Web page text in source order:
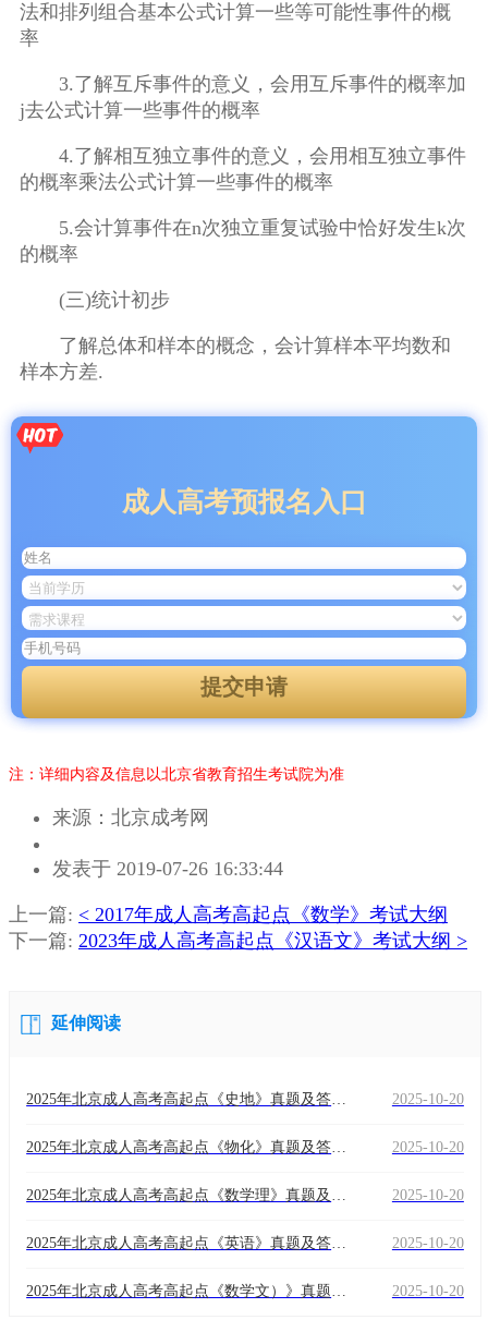
法和排列组合基本公式计算一些等可能性事件的概
率
3.了解互斥事件的意义，会用互斥事件的概率加
j去公式计算一些事件的概率
4.了解相互独立事件的意义，会用相互独立事件
的概率乘法公式计算一些事件的概率
5.会计算事件在n次独立重复试验中恰好发生k次
的概率
(三)统计初步
了解总体和样本的概念，会计算样本平均数和
样本方差.
成人高考预报名入口
提交申请
注：详细内容及信息以北京省教育招生考试院为准
来源：北京成考网
者：
老
师
发表于 2019-07-26 16:33:44
上一篇: < 2017年成人高考高起点《数学》考试大纲
下一篇: 2023年成人高考高起点《汉语文》考试大纲 >
延伸阅读
2025年北京成人高考高起点《史地》真题及答案
2025-10-20
2025年北京成人高考高起点《物化》真题及答案
2025-10-20
2025年北京成人高考高起点《数学理》真题及答
2025-10-20
2025年北京成人高考高起点《英语》真题及答案
2025-10-20
2025年北京成人高考高起点《数学文）》真题及
2025-10-20